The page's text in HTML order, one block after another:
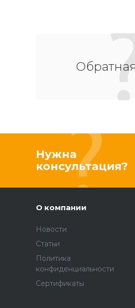
Нужна
консультация?
О компании
Новости
Статьи
Политика
конфиденциальности
Сертификаты